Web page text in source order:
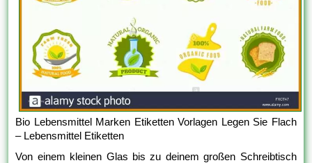
Bio Lebensmittel Marken Etiketten Vorlagen Legen Sie Flach
– Lebensmittel Etiketten
Von einem kleinen Glas bis zu deinem großen Schreibtisch